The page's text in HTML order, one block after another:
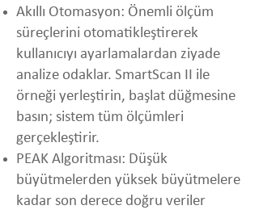
Akıllı Otomasyon: Önemli ölçüm
süreçlerini otomatikleştirerek
kullanıcıyı ayarlamalardan ziyade
analize odaklar. SmartScan II ile
örneği yerleştirin, başlat düğmesine
basın; sistem tüm ölçümleri
gerçekleştirir.
PEAK Algoritması: Düşük
büyütmelerden yüksek büyütmelere
kadar son derece doğru veriler